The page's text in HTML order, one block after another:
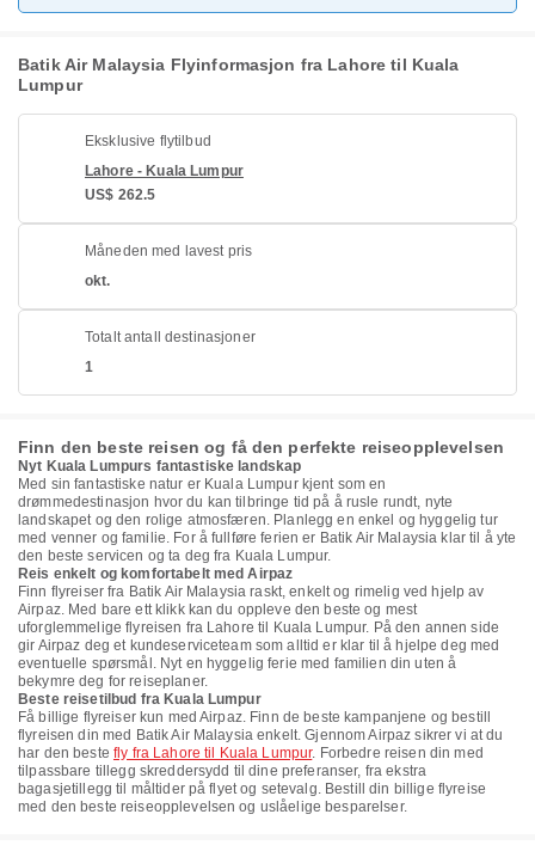
Batik Air Malaysia Flyinformasjon fra Lahore til Kuala
Lumpur
Eksklusive flytilbud
Lahore - Kuala Lumpur
US$ 262.5
Måneden med lavest pris
okt.
Totalt antall destinasjoner
1
Finn den beste reisen og få den perfekte reiseopplevelsen
Nyt Kuala Lumpurs fantastiske landskap
Med sin fantastiske natur er Kuala Lumpur kjent som en
drømmedestinasjon hvor du kan tilbringe tid på å rusle rundt, nyte
landskapet og den rolige atmosfæren. Planlegg en enkel og hyggelig tur
med venner og familie. For å fullføre ferien er Batik Air Malaysia klar til å yte
den beste servicen og ta deg fra Kuala Lumpur.
Reis enkelt og komfortabelt med Airpaz
Finn flyreiser fra Batik Air Malaysia raskt, enkelt og rimelig ved hjelp av
Airpaz. Med bare ett klikk kan du oppleve den beste og mest
uforglemmelige flyreisen fra Lahore til Kuala Lumpur. På den annen side
gir Airpaz deg et kundeserviceteam som alltid er klar til å hjelpe deg med
eventuelle spørsmål. Nyt en hyggelig ferie med familien din uten å
bekymre deg for reiseplaner.
Beste reisetilbud fra Kuala Lumpur
Få billige flyreiser kun med Airpaz. Finn de beste kampanjene og bestill
flyreisen din med Batik Air Malaysia enkelt. Gjennom Airpaz sikrer vi at du
har den beste fly fra Lahore til Kuala Lumpur. Forbedre reisen din med
tilpassbare tillegg skreddersydd til dine preferanser, fra ekstra
bagasjetillegg til måltider på flyet og setevalg. Bestill din billige flyreise
med den beste reiseopplevelsen og uslåelige besparelser.